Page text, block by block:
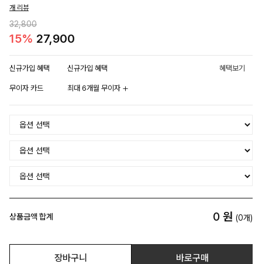
개 리뷰
32,800
15% 27,900
신규가입 혜택 신규가입 혜택 혜택보기
무이자 카드 최대 6개월 무이자
상품금액 합계 0 원 (0개)
장바구니 바로구매